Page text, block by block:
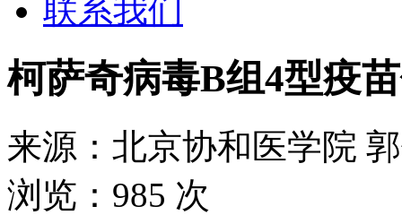
联系我们
柯萨奇病毒B组4型疫
来源： 北京协和医学院
浏览： 985 次